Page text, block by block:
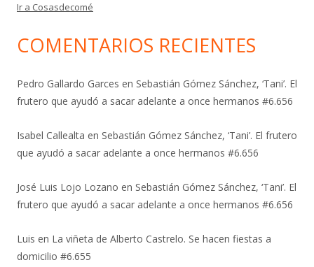
Ir a Cosasdecomé
COMENTARIOS RECIENTES
Pedro Gallardo Garces en Sebastián Gómez Sánchez, ‘Tani’. El
frutero que ayudó a sacar adelante a once hermanos #6.656
Isabel Callealta en Sebastián Gómez Sánchez, ‘Tani’. El frutero
que ayudó a sacar adelante a once hermanos #6.656
José Luis Lojo Lozano en Sebastián Gómez Sánchez, ‘Tani’. El
frutero que ayudó a sacar adelante a once hermanos #6.656
Luis en La viñeta de Alberto Castrelo. Se hacen fiestas a
domicilio #6.655